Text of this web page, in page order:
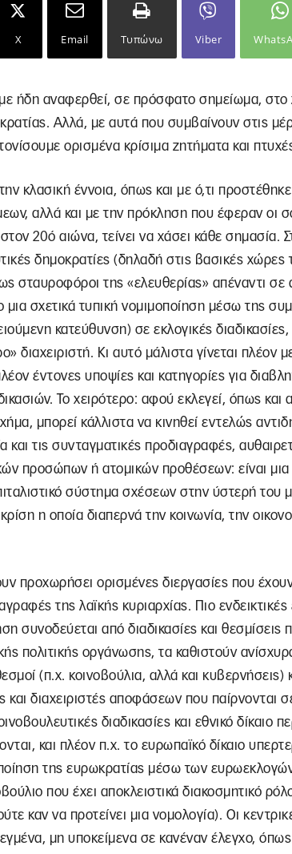
X Email Τυπώνω Viber
ήδη αναφερθεί, σε πρόσφατο σημείωμα, στο
Αλλά, με αυτά που συμβαίνουν στις
ορισμένα κρίσιμα ζητήματα και
κλασική έννοια, όπως και με ό,τι
αλλά και με την πρόκληση που έφεραν οι
20ό αιώνα, τείνει να χάσει κάθε σημασία.
δημοκρατίες (δηλαδή στις βασικές χώρες
σταυροφόροι της «ελευθερίας» απέναντι σε
μια σχετικά τυπική νομιμοποίηση μέσω της
κατεύθυνση) σε εκλογικές
διαχειριστή. Κι αυτό μάλιστα γίνεται πλέον
έντονες υποψίες και κατηγορίες για
Το χειρότερο: αφού εκλεγεί, όπως και
μπορεί κάλλιστα να κινηθεί εντελώς
και τις συνταγματικές προδιαγραφές,
προσώπων ή ατομικών προθέσεων: είναι
σύστημα σχέσεων στην ύστερή
η οποία διαπερνά την κοινωνία, την
προχωρήσει ορισμένες διεργασίες που έχουν
της λαϊκής κυριαρχίας. Πιο ενδεικτικές
συνοδεύεται από διαδικασίες και
πολιτικής οργάνωσης, τα καθιστούν
(π.χ. κοινοβούλια, αλλά και κυβερνήσεις)
και διαχειριστές αποφάσεων που παίρνονται
διαδικασίες και εθνικό δίκαιο
και πλέον π.χ. το ευρωπαϊκό δίκαιο
της ευρωκρατίας μέσω των
που έχει αποκλειστικά διακοσμητικό
καν να προτείνει μια νομολογία). Οι
μη υποκείμενα σε κανέναν έλεγχο, όπως